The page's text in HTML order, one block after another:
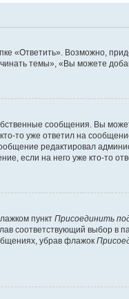
«Ответить». Возможно,
темы», «Вы можете
сообщения. Вы
то уже ответил на
редактировал
если на него уже кто-то
пункт Присоединить
соответствующий выбор в
убрав флажок